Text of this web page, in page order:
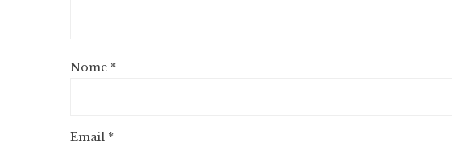
Nome *
Email *